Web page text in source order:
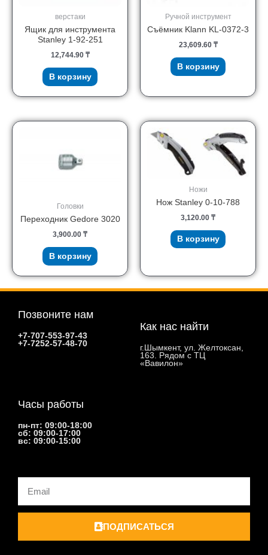
верстаки
Ящик для инструмента
Stanley 1-92-251
12,744.90 ₸
В корзину
Ручной инструмент
Съёмник Klann KL-0372-3
23,609.60 ₸
В корзину
Головки
Переходник Gedore 3020
3,900.00 ₸
В корзину
Ножи
Нож Stanley 0-10-788
3,120.00 ₸
В корзину
Позвоните нам
+7-707-553-97-43
+7-7252-57-48-70
Как нас найти
г.Шымкент, ул. Желтоксан,
163. Рядом с ТЦ
«Вавилон»
Часы работы
пн-пт: 09:00-18:00
сб: 09:00-17:00
вс: 09:00-15:00
Email
ПОДПИСАТЬСЯ